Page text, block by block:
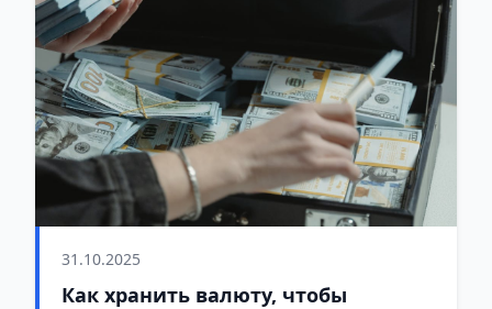
31.10.2025
Как хранить валюту, чтобы